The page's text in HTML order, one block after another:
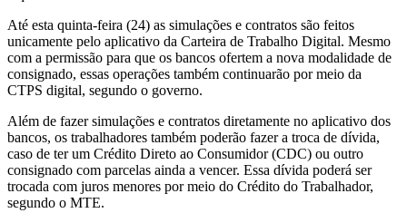
Até esta quinta-feira (24) as simulações e contratos são feitos
unicamente pelo aplicativo da Carteira de Trabalho Digital. Mesmo
com a permissão para que os bancos ofertem a nova modalidade de
consignado, essas operações também continuarão por meio da
CTPS digital, segundo o governo.
Além de fazer simulações e contratos diretamente no aplicativo dos
bancos, os trabalhadores também poderão fazer a troca de dívida,
caso de ter um Crédito Direto ao Consumidor (CDC) ou outro
consignado com parcelas ainda a vencer. Essa dívida poderá ser
trocada com juros menores por meio do Crédito do Trabalhador,
segundo o MTE.